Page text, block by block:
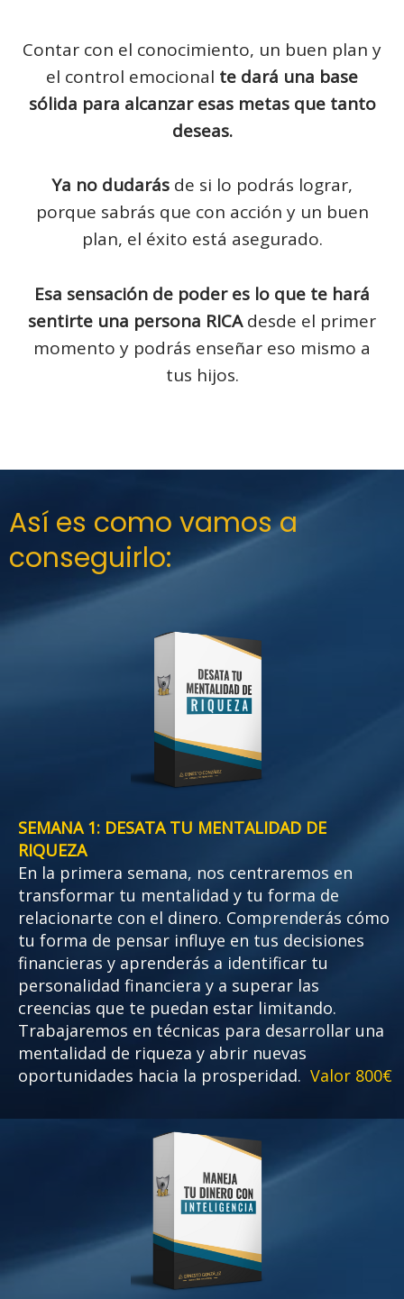
Contar con el conocimiento, un buen plan y
el control emocional te dará una base
sólida para alcanzar esas metas que tanto
deseas.
Ya no dudarás de si lo podrás lograr,
porque sabrás que con acción y un buen
plan, el éxito está asegurado.
Esa sensación de poder es lo que te hará
sentirte una persona RICAdesde el primer
momento y podrás enseñar eso mismo a
tus hijos.
Así es como vamos a
conseguirlo:
SEMANA 1: DESATA TU MENTALIDAD DE
RIQUEZA
En la primera semana, nos centraremos en
transformar tu mentalidad y tu forma de
relacionarte con el dinero. Comprenderás cómo
tu forma de pensar influye en tus decisiones
financieras y aprenderás a identificar tu
personalidad financiera y a superar las
creencias que te puedan estar limitando.
Trabajaremos en técnicas para desarrollar una
mentalidad de riqueza y abrir nuevas
oportunidades hacia la prosperidad. Valor 800€